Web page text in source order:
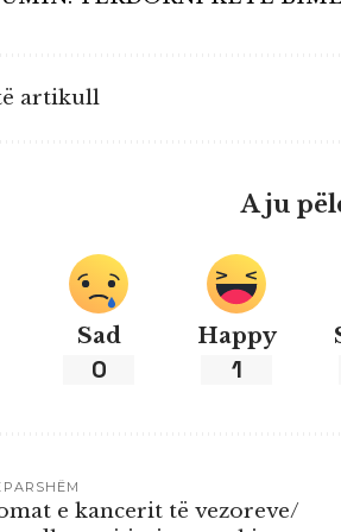
artikull
A ju
Sad
0
Happy
1
e kancerit të vezoreve/